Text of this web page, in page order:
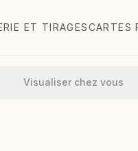
ET TIRAGESCARTES
Visualiser chez vous